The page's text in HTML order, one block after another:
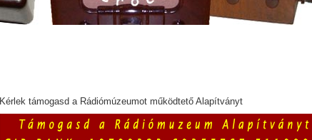
Kérlek támogasd a Rádiómúzeumot működtető Alapítványt